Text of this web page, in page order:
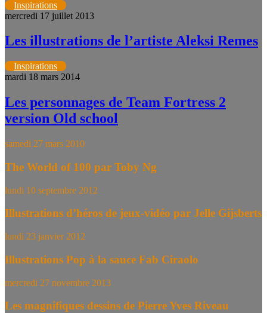
Inspirations
mercredi 17 juillet 2013
Les illustrations de l’artiste Aleksi Remes
Inspirations
mardi 18 mars 2014
Les personnages de Team Fortress 2
version Old school
samedi 27 mars 2010
The World of 100 par Toby Ng
lundi 10 septembre 2012
Illustrations d’héros de jeux-vidéo par Jelle Gijsberts
lundi 23 janvier 2012
Illustrations Pop à la sauce Fab Ciraolo
mercredi 27 novembre 2013
Les magnifiques dessins de Pierre Yves Riveau